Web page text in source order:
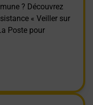
? Découvrez
« Veiller sur
Poste pour